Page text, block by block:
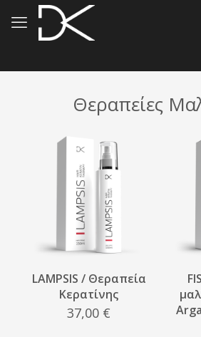
Θεραπείες
LAMPSIS / Θεραπεία
Κερατίνης
37,00 €